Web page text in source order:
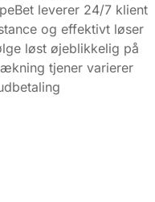
leverer 24/7 klient
og effektivt løser
løst øjeblikkelig på
tjener varierer